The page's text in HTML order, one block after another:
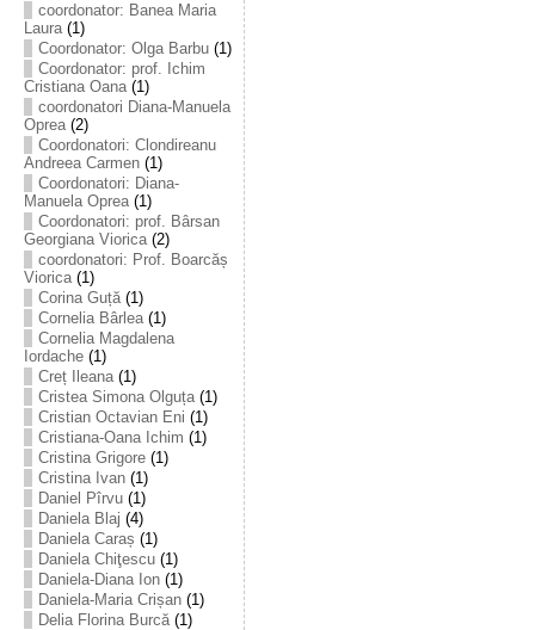
coordonator: Banea Maria
Laura(1)
Coordonator: Olga Barbu(1)
Coordonator: prof. Ichim
Cristiana Oana(1)
coordonatori Diana-Manuela
Oprea(2)
Coordonatori: Clondireanu
Andreea Carmen(1)
Coordonatori: Diana-
Manuela Oprea(1)
Coordonatori: prof. Bârsan
Georgiana Viorica(2)
coordonatori: Prof. Boarcăș
Viorica(1)
Corina Guță(1)
Cornelia Bârlea(1)
Cornelia Magdalena
Iordache(1)
Creț Ileana(1)
Cristea Simona Olguța(1)
Cristian Octavian Eni (1)
Cristiana-Oana Ichim (1)
Cristina Grigore(1)
Cristina Ivan(1)
Daniel Pîrvu(1)
Daniela Blaj (4)
Daniela Caraș (1)
Daniela Chiţescu(1)
Daniela-Diana Ion(1)
Daniela-Maria Crișan(1)
Delia Florina Burcă(1)